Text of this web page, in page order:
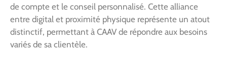
de compte et le conseil personnalisé. Cette alliance
entre digital et proximité physique représente un atout
distinctif, permettant à CAAV de répondre aux besoins
variés de sa clientèle.